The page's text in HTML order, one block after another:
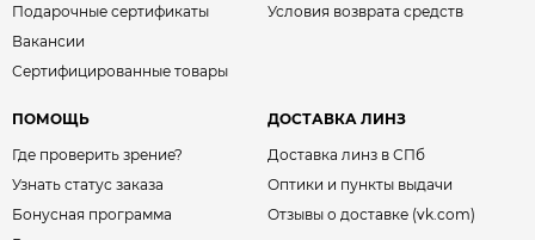
Подарочные сертификаты
Вакансии
Сертифицированные товары
Условия возврата средств
ПОМОЩЬ
Где проверить зрение?
Узнать статус заказа
Бонусная программа
ДОСТАВКА ЛИНЗ
Доставка линз в СПб
Оптики и пункты выдачи
Отзывы о доставке (vk.com)